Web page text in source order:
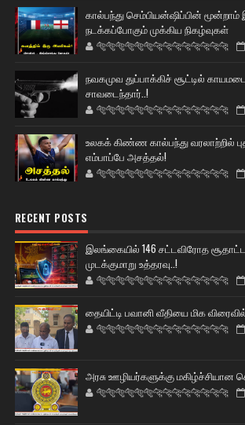
கால்பந்து செம்பியன்ஷிப்பின் மூன்றாம்
நடக்கப்போகும் முக்கிய நிகழ்வுகள்
🐅🐅🐅🐅🐅🐅🐆🐆🐆🐆🐆🐆🐆🐆
நவகமுவ துப்பாக்கிச் சூட்டில்
சாவடைந்தார்..!
🐅🐅🐅🐅🐅🐅🐆🐆🐆🐆🐆🐆🐆🐆
உலகக் கிண்ண கால்பந்து வரலாற்றில்
எம்பாப்பே அசத்தல்!
🐅🐅🐅🐅🐅🐅🐆🐆🐆🐆🐆🐆🐆🐆
RECENT POSTS
இலங்கையில் 146 சட்டவிரோத
முடக்குமாறு உத்தரவு..!
🐅🐅🐅🐅🐅🐅🐆🐆🐆🐆🐆🐆🐆🐆
தையிட்டி பவானி வீதியை மிக
🐅🐅🐅🐅🐅🐅🐆🐆🐆🐆🐆🐆🐆🐆
அரசு ஊழியர்களுக்கு மகிழ்ச்சியான
🐅🐅🐅🐅🐅🐅🐆🐆🐆🐆🐆🐆🐆🐆